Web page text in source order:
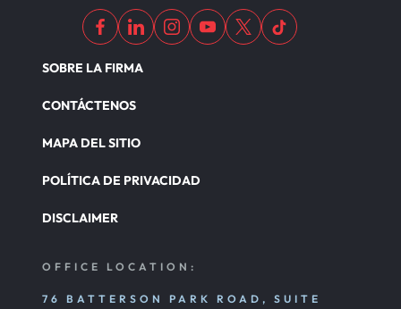
SOBRE LA FIRMA
CONTÁCTENOS
MAPA DEL SITIO
POLÍTICA DE PRIVACIDAD
DISCLAIMER
OFFICE LOCATION:
76 BATTERSON PARK ROAD, SUITE